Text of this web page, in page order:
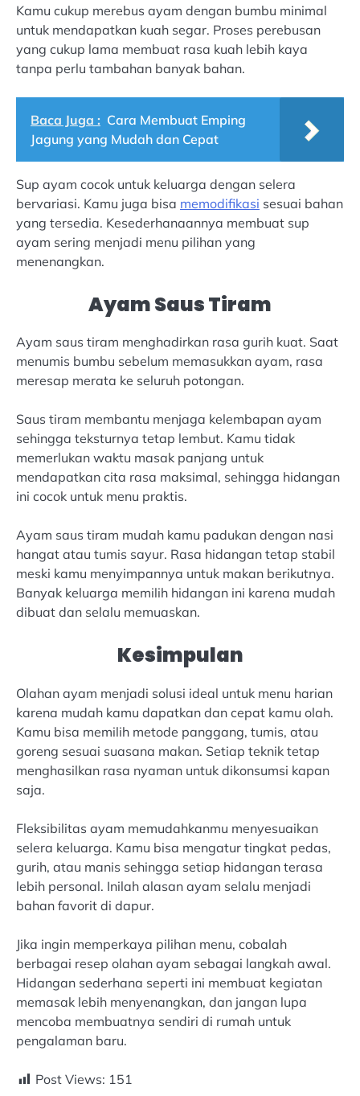
Kamu cukup merebus ayam dengan bumbu minimal
untuk mendapatkan kuah segar. Proses perebusan
yang cukup lama membuat rasa kuah lebih kaya
tanpa perlu tambahan banyak bahan.
Baca Juga : Cara Membuat Emping
Jagung yang Mudah dan Cepat
Sup ayam cocok untuk keluarga dengan selera
bervariasi. Kamu juga bisa memodifikasi sesuai bahan
yang tersedia. Kesederhanaannya membuat sup
ayam sering menjadi menu pilihan yang
menenangkan.
Ayam Saus Tiram
Ayam saus tiram menghadirkan rasa gurih kuat. Saat
menumis bumbu sebelum memasukkan ayam, rasa
meresap merata ke seluruh potongan.
Saus tiram membantu menjaga kelembapan ayam
sehingga teksturnya tetap lembut. Kamu tidak
memerlukan waktu masak panjang untuk
mendapatkan cita rasa maksimal, sehingga hidangan
ini cocok untuk menu praktis.
Ayam saus tiram mudah kamu padukan dengan nasi
hangat atau tumis sayur. Rasa hidangan tetap stabil
meski kamu menyimpannya untuk makan berikutnya.
Banyak keluarga memilih hidangan ini karena mudah
dibuat dan selalu memuaskan.
Kesimpulan
Olahan ayam menjadi solusi ideal untuk menu harian
karena mudah kamu dapatkan dan cepat kamu olah.
Kamu bisa memilih metode panggang, tumis, atau
goreng sesuai suasana makan. Setiap teknik tetap
menghasilkan rasa nyaman untuk dikonsumsi kapan
saja.
Fleksibilitas ayam memudahkanmu menyesuaikan
selera keluarga. Kamu bisa mengatur tingkat pedas,
gurih, atau manis sehingga setiap hidangan terasa
lebih personal. Inilah alasan ayam selalu menjadi
bahan favorit di dapur.
Jika ingin memperkaya pilihan menu, cobalah
berbagai resep olahan ayam sebagai langkah awal.
Hidangan sederhana seperti ini membuat kegiatan
memasak lebih menyenangkan, dan jangan lupa
mencoba membuatnya sendiri di rumah untuk
pengalaman baru.
Post Views: 151